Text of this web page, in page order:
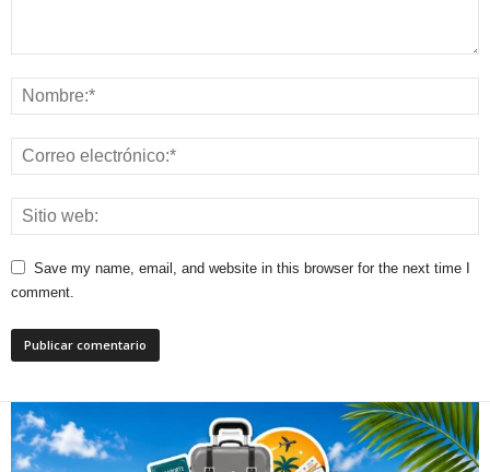
Save my name, email, and website in this browser for the next time I
comment.